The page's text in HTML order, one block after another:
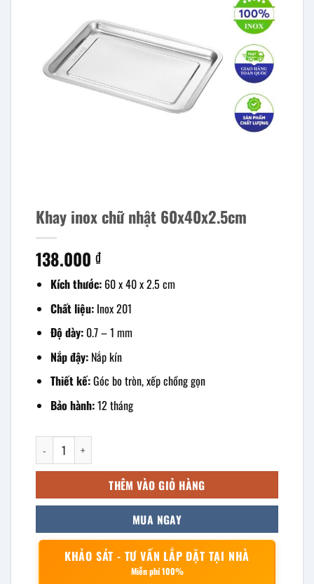
Khay inox chữ nhật 60x40x2.5cm
138.000 ₫
Kích thước:60 x 40 x 2.5 cm
Chất liệu:Inox 201
Độ dày:0.7 – 1 mm
Nắp đậy:Nắp kín
Thiết kế:Góc bo tròn, xếp chồng gọn
Bảo hành:12 tháng
Khay inox chữ nhật 60x40x2.5cm số lượng
THÊM VÀO GIỎ HÀNG
MUA NGAY
KHẢO SÁT - TƯ VẤN LẮP ĐẶT TẠI NHÀ
Miễn phí 100%